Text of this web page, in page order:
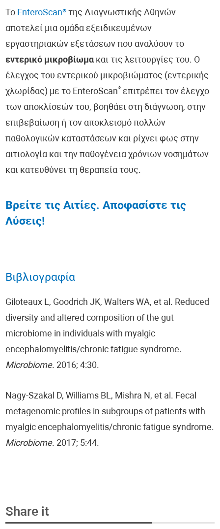
Το EnteroScan® της Διαγνωστικής Αθηνών
αποτελεί μια ομάδα εξειδικευμένων
εργαστηριακών εξετάσεων που αναλύουν το
εντερικό μικροβίωμα και τις λειτουργίες του. Ο
έλεγχος του εντερικού μικροβιώματος (εντερικής
χλωρίδας) με το EnteroScan® επιτρέπει τον έλεγχο
των αποκλίσεών του, βοηθάει στη διάγνωση, στην
επιβεβαίωση ή τον αποκλεισμό πολλών
παθολογικών καταστάσεων και ρίχνει φως στην
αιτιολογία και την παθογένεια χρόνιων νοσημάτων
και κατευθύνει τη θεραπεία τους.
Βρείτε τις Αιτίες. Αποφασίστε τις
Λύσεις!
Βιβλιογραφία
Giloteaux L, Goodrich JK, Walters WA, et al. Reduced
diversity and altered composition of the gut
microbiome in individuals with myalgic
encephalomyelitis/chronic fatigue syndrome.
Microbiome. 2016; 4:30.
Nagy-Szakal D, Williams BL, Mishra N, et al. Fecal
metagenomic profiles in subgroups of patients with
myalgic encephalomyelitis/chronic fatigue syndrome.
Microbiome. 2017; 5:44.
Share it